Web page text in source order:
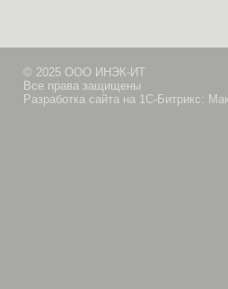
© 2025 ООО ИНЭК-ИТ
Все права защищены
Разработка сайта на 1С-Битрикс: